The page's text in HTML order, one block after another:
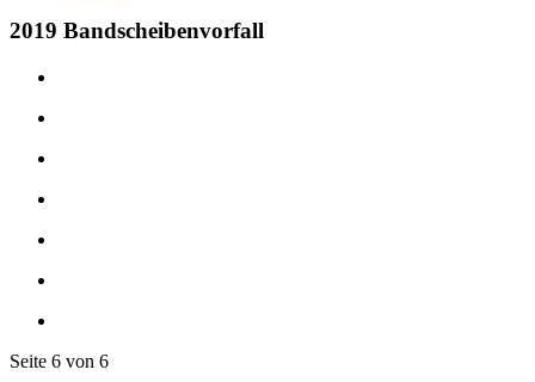
2019 Bandscheibenvorfall
Seite 6 von 6